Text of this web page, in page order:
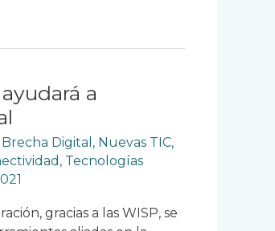
a
Brecha Digital , Nuevas TIC,
, Tecnologías
gracias a las WISP, se